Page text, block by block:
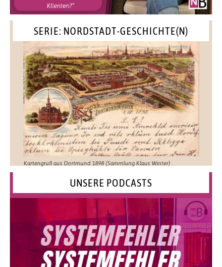
SERIE: NORDSTADT-GESCHICHTE(N)
Kartengruß aus Dortmund 1898 (Sammlung Klaus Winter)
UNSERE PODCASTS